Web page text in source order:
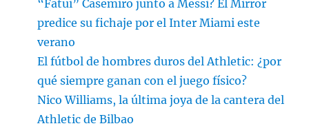
“Fatui” Casemiro junto a Messi? El Mirror
predice su fichaje por el Inter Miami este
verano
El fútbol de hombres duros del Athletic: ¿por
qué siempre ganan con el juego físico?
Nico Williams, la última joya de la cantera del
Athletic de Bilbao